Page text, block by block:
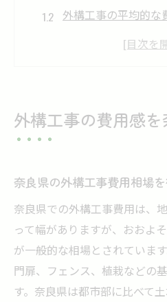
外構工事の平均的な
外構工事はどこまで
予算で選ぶ奈良県の外構
200万円予算の外構
実例から見る外構
外構工事の優先順位
暮らしやすさ重視の外
暮らしやすい外構工
外構工事の費用感
奈良県の外構工事費用相場
奈良県での外構工事費用は、
って幅がありますが、おおよ
が一般的な相場とされていま
門扉、フェンス、植栽などの
す。奈良県は都市部に比べて